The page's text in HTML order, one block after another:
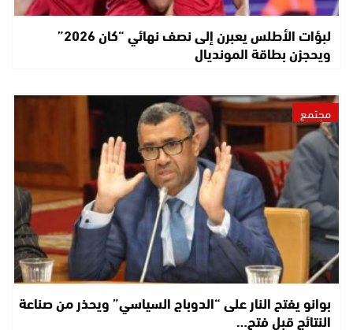
لبؤات الأطلس يعبرن إلى نصف نهائي “كان 2026”
ويحجزن بطاقة المونديال
مجتمع
بوانو يفتح النار على “الدوباج السياسي” ويحذر من صناعة
النتائج قبل فتح…